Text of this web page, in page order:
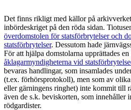
Det finns rikligt med källor på
inbördeskriget på den röda sidan.
överdomstolen för statsförbrytelser och
statsförbrytelser. Dessutom hade
För att hjälpa domstolarna upprättades
åklagarmyndigheterna vid
bevaras handlingar, som insamlades
(t.ex. förhörsprotokoll), men som av
eller gärningens ringhet) inte kommit till
även de s.k. beviskorten, som innehåller
rödgardister.